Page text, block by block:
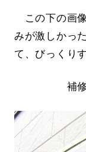
この下の画
みが激しかっ
て、びっくり
補修